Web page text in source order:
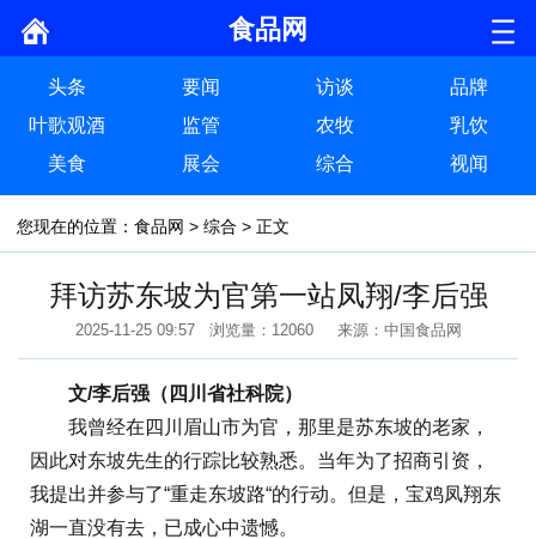
食品网
头条 要闻 访谈
品牌
叶歌观酒
监管 农牧
乳饮
美食
展会 综合 视闻
您现在的位置： 食品网 > 综合 > 正文
拜访苏东坡为官第一站凤翔/李后强
2025-11-25 09:57 浏览量：12060 来源：中国食品网
文/李后强（四川省社科院）
我曾经在四川眉山市为官，那里是苏东坡的老家，
因此对东坡先生的行踪比较熟悉。当年为了招商引资，
我提出并参与了“重走东坡路“的行动。但是，宝鸡凤翔东
湖一直没有去，已成心中遗憾。